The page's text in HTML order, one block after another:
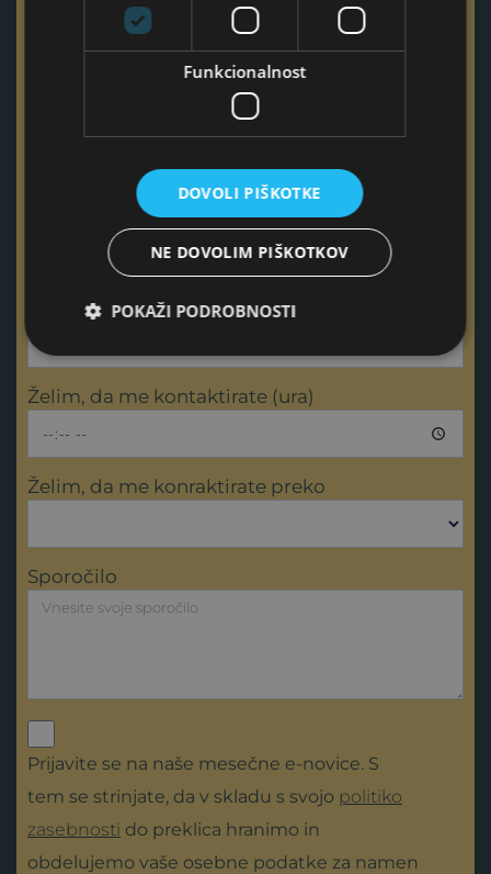
Odgovorna oseba podjetja
Želim več informacij o
Želim, da me kontaktirate (datum)
Želim, da me kontaktirate (ura)
Želim, da me konraktirate preko
Sporočilo
Prijavite se na naše mesečne e-novice. S
tem se strinjate, da v skladu s svojo politiko
zasebnosti do preklica hranimo in
obdelujemo vaše osebne podatke za namen
Funkcionalnost
DOVOLI PIŠKOTKE
NE DOVOLIM PIŠKOTKOV
POKAŽI PODROBNOSTI